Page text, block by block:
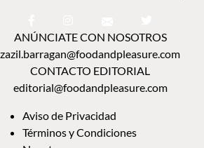
ANÚNCIATE CON NOSOTROS
zazil.barragan@foodandpleasure.com
CONTACTO EDITORIAL
editorial@foodandpleasure.com
Aviso de Privacidad
Términos y Condiciones